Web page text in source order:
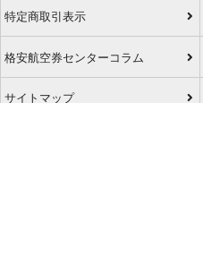
特定商取引表示
格安航空券センターコラム
サイトマップ